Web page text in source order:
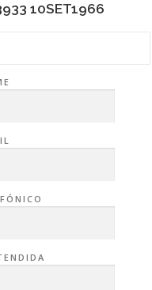
10SET1966